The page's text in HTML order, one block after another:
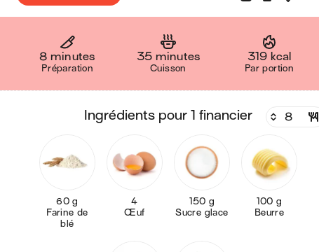
8 minutes
Préparation
35 minutes
Cuisson
319 kcal
Par portion
ingrédients pour 1 financier
60 g
Farine de
blé
4
Œuf
150 g
Sucre glace
100 g
Beurre